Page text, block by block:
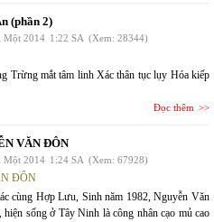
(phần 2)
Một 2014 1:22 SA (Xem: 28344)
Trừng mắt tâm linh Xác thân tục lụy Hóa kiếp
Đọc thêm
VĂN ĐÔN
Một 2014 1:24 SA (Xem: 67928)
ĐÔN
cùng Hợp Lưu, Sinh năm 1982, Nguyễn Văn
sống ở Tây Ninh là công nhân cạo mủ cao